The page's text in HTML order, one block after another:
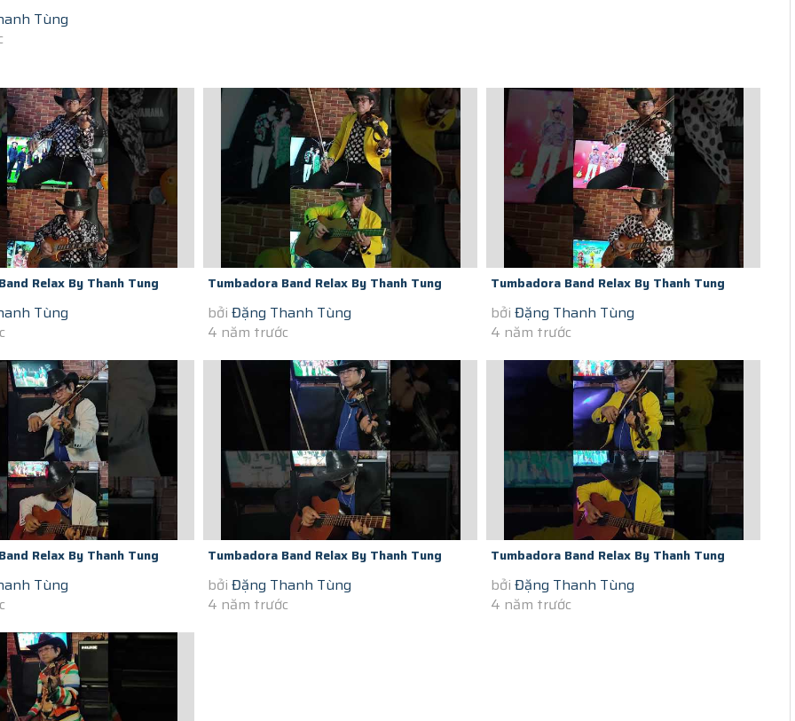
HOÀ TẤU VIOLON GUITAR
Tùng
Relax By Thanh Tung
Social Distance S O S...
Tùng
Tumbadora Band Relax By Thanh Tung
Violon In Saigon Social Distance...
bởi Đặng Thanh Tùng
4 năm trước
Tumbadora Band Relax By Thanh Tung
Violon In Saigon Social Distance Voulez...
bởi Đặng Thanh Tùng
4 năm trước
Relax By Thanh Tung
Social Distance Hey...
Tùng
Tumbadora Band Relax By Thanh Tung
Violon In Saigon Social Distance Jar Of...
bởi Đặng Thanh Tùng
4 năm trước
Tumbadora Band Relax By Thanh Tung
Violon In Saigon Social Distance A Whole...
bởi Đặng Thanh Tùng
4 năm trước